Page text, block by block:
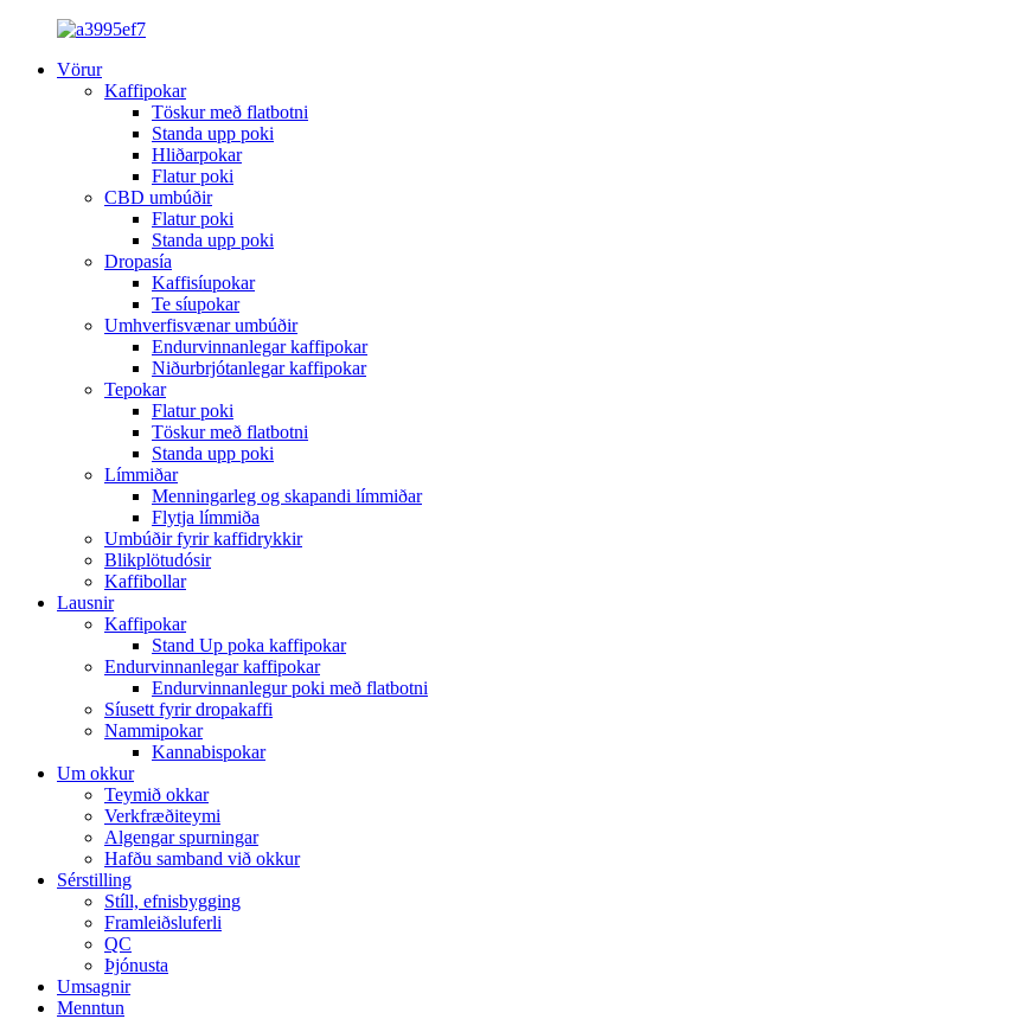
Vörur
Kaffipokar
Töskur með flatbotni
Standa upp poki
Hliðarpokar
Flatur poki
CBD umbúðir
Flatur poki
Standa upp poki
Dropasía
Kaffisíupokar
Te síupokar
Umhverfisvænar umbúðir
Endurvinnanlegar kaffipokar
Niðurbrjótanlegar kaffipokar
Tepokar
Flatur poki
Töskur með flatbotni
Standa upp poki
Límmiðar
Menningarleg og skapandi límmiðar
Flytja límmiða
Umbúðir fyrir kaffidrykkir
Blikplötudósir
Kaffibollar
Lausnir
Kaffipokar
Stand Up poka kaffipokar
Endurvinnanlegar kaffipokar
Endurvinnanlegur poki með flatbotni
Síusett fyrir dropakaffi
Nammipokar
Kannabispokar
Um okkur
Teymið okkar
Verkfræðiteymi
Algengar spurningar
Hafðu samband við okkur
Sérstilling
Stíll, efnisbygging
Framleiðsluferli
QC
Þjónusta
Umsagnir
Menntun